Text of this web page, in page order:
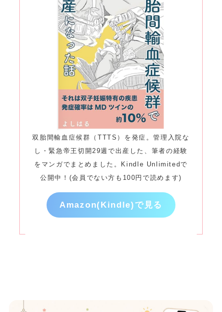
双胎間輸血症候群（TTTS）を発症。管理入院な
し・緊急帝王切開29週で出産した、筆者の経験
をマンガでまとめました。Kindle Unlimitedで
公開中！(会員でない方も100円で読めます)
Amazon(Kindle)で見る